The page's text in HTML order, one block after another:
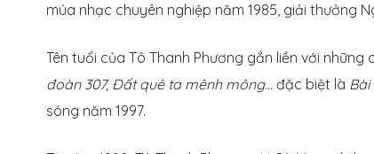
múa nhạc chuyên nghiệp năm 1985, giải thưởng
Tên tuổi của Tô Thanh Phương gắn liền với những
đoàn 307, Đất quê ta mênh mông… đặc biệt là
sóng năm 1997.